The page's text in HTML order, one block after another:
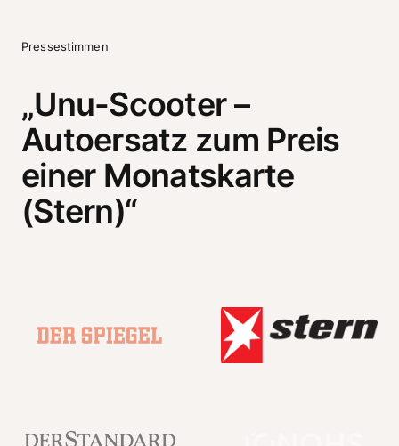
Pressestimmen
„Unu-Scooter –
Autoersatz zum Preis
einer Monatskarte
(Stern)“